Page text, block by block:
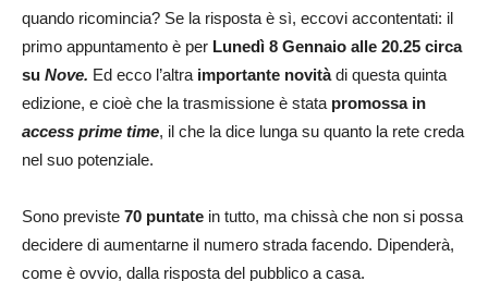
quando ricomincia? Se la risposta è sì, eccovi accontentati: il
primo appuntamento è per Lunedì 8 Gennaio alle 20.25 circa
su Nove. Ed ecco l’altra importante novitàdi questa quinta
edizione, e cioè che la trasmissione è stata promossa in
access prime time, il che la dice lunga su quanto la rete creda
nel suo potenziale.
Sono previste 70 puntate in tutto, ma chissà che non si possa
decidere di aumentarne il numero strada facendo. Dipenderà,
come è ovvio, dalla risposta del pubblico a casa.